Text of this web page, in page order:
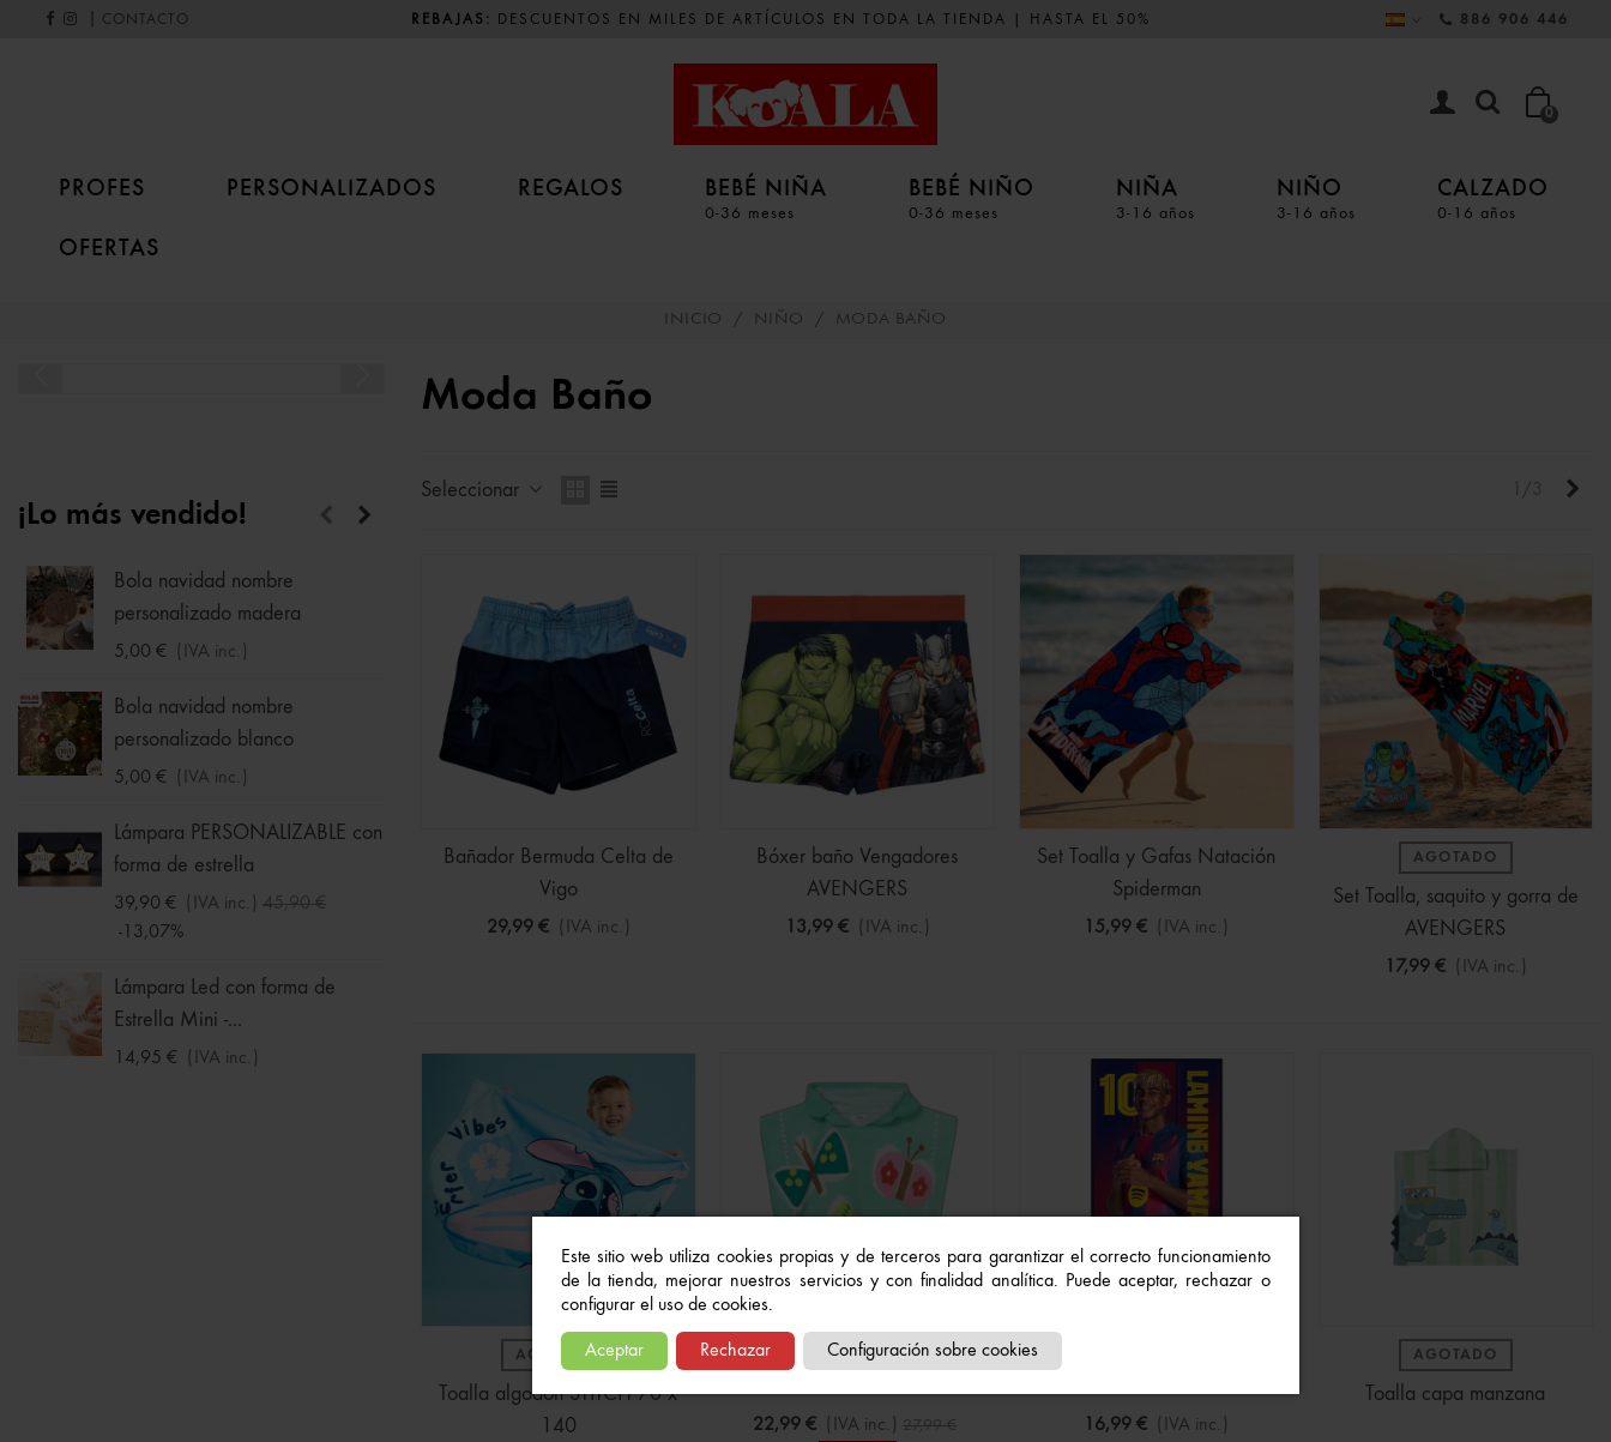
Este sitio web utiliza cookies propias y de terceros para garantizar el correcto funcionamiento
de la tienda, mejorar nuestros servicios y con finalidad analítica. Puede aceptar, rechazar o
configurar el uso de cookies.
Aceptar Rechazar Configuración sobre cookies
CONTACTO REBAJAS: DESCUENTOS EN MILES DE ARTÍCULOS EN TODA LA TIENDA | HASTA EL 50% 886 906 446
0
PROFES PERSONALIZADOS REGALOS BEBÉ NIÑA
0-36 meses
BEBÉ NIÑO
0-36 meses
NIÑA
3-16 años
NIÑO
3-16 años
CALZADO
0-16 años
OFERTAS
INICIO / NIÑO / MODA BAÑO
¡Lo más vendido!
Bola navidad nombre
personalizado madera
5,00 € (IVA inc.)
Bola navidad nombre
personalizado blanco
5,00 € (IVA inc.)
Lámpara PERSONALIZABLE con
forma de estrella
39,90 € (IVA inc.)
45,90 €
-13,07%
Lámpara Led con forma de
Estrella Mini -...
14,95 € (IVA inc.)
(IVA inc.) 2,50 €
Hucha CAJA FUERTE colores
Sudadera Infantil de Dragon
-30%
Moda Baño
Seleccionar 1/3
Bañador Bermuda Celta de
Vigo
29,99 € (IVA inc.)
Bóxer baño Vengadores
AVENGERS
13,99 € (IVA inc.)
Set Toalla y Gafas Natación
Spiderman
15,99 € (IVA inc.)
AGOTADO
Set Toalla, saquito y gorra de
AVENGERS
17,99 € (IVA inc.)
AGOTADO
Toalla algodón STITCH 70 x
140
Toalla
22,99 € (IVA inc.) 27,99 € 16,99 € (IVA inc.)
AGOTADO
Toalla capa manzana